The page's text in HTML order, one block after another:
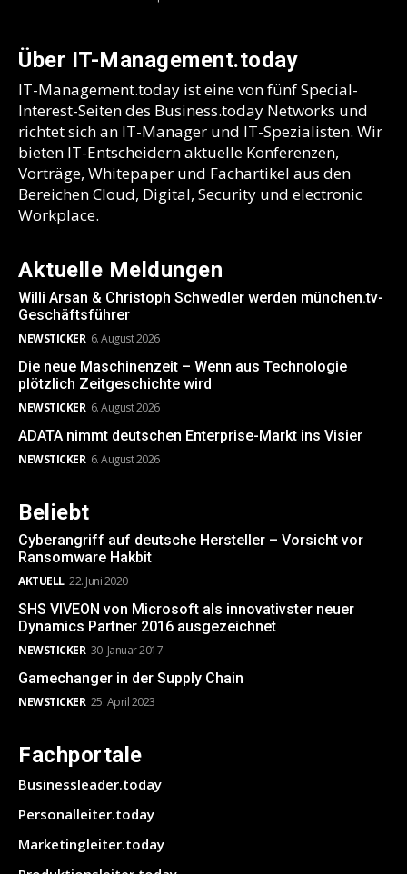
Über IT-Management.today
IT-Management.today ist eine von fünf Special-
Interest-Seiten des Business.today Networks und
richtet sich an IT-Manager und IT-Spezialisten. Wir
bieten IT-Entscheidern aktuelle Konferenzen,
Vorträge, Whitepaper und Fachartikel aus den
Bereichen Cloud, Digital, Security und electronic
Workplace.
Aktuelle Meldungen
Willi Arsan & Christoph Schwedler werden münchen.tv-
Geschäftsführer
NEWSTICKER 6. August 2026
Die neue Maschinenzeit – Wenn aus Technologie
plötzlich Zeitgeschichte wird
NEWSTICKER 6. August 2026
ADATA nimmt deutschen Enterprise-Markt ins Visier
NEWSTICKER 6. August 2026
Beliebt
Cyberangriff auf deutsche Hersteller – Vorsicht vor
Ransomware Hakbit
AKTUELL 22. Juni 2020
SHS VIVEON von Microsoft als innovativster neuer
Dynamics Partner 2016 ausgezeichnet
NEWSTICKER 30. Januar 2017
Gamechanger in der Supply Chain
NEWSTICKER 25. April 2023
Fachportale
Businessleader.today
Personalleiter.today
Marketingleiter.today